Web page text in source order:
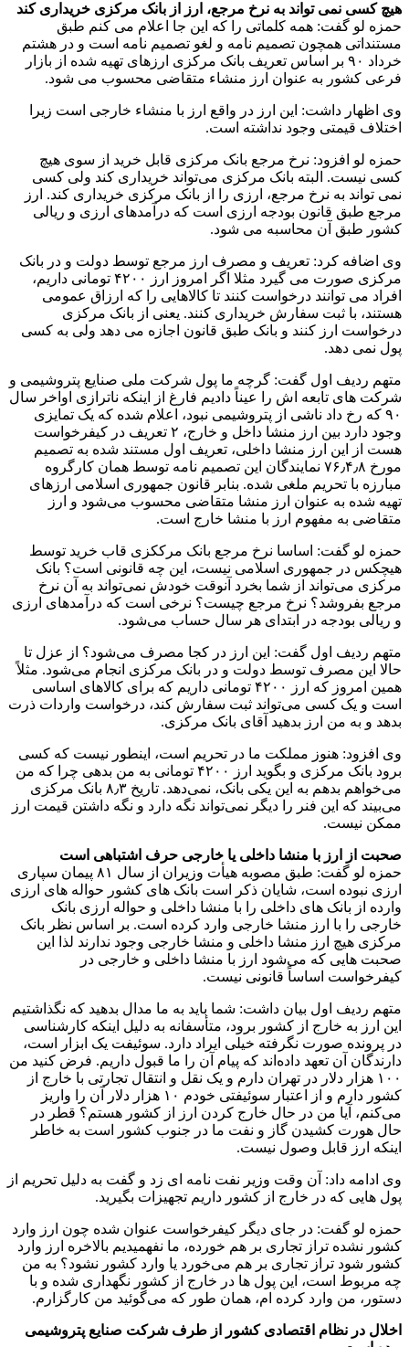
هیچ کسی نمی تواند به نرخ مرجع، ارز از بانک مرکزی خریداری کند
حمزه لو گفت: همه کلماتی را که این جا اعلام می کنم طبق
مستنداتی همچون تصمیم نامه و لغو تصمیم نامه است و در هشتم
خرداد ۹۰ بر اساس تعریف بانک مرکزی ارزهای تهیه شده از بازار
فرعی کشور به عنوان ارز منشاء متقاضی محسوب می شود.
وی اظهار داشت: این ارز در واقع ارز با منشاء خارجی است زیرا
اختلاف قیمتی وجود نداشته است.
حمزه لو افزود: نرخ مرجع بانک مرکزی قابل خرید از سوی هیچ
کسی نیست. البته بانک مرکزی می‌تواند خریداری کند ولی کسی
نمی تواند به نرخ مرجع، ارزی را از بانک مرکزی خریداری کند. ارز
مرجع طبق قانون بودجه ارزی است که درآمدهای ارزی و ریالی
کشور طبق آن محاسبه می شود.
وی اضافه کرد: تعریف و مصرف ارز مرجع توسط دولت و در بانک
مرکزی صورت می گیرد مثلا اگر امروز ارز ۴۲۰۰ تومانی داریم،
افراد می توانند درخواست کنند تا کالاهایی را که ارزاق عمومی
هستند، با ثبت سفارش خریداری کنند. یعنی از بانک مرکزی
درخواست ارز کنند و بانک طبق قانون اجازه می دهد ولی به کسی
پول نمی دهد.
متهم ردیف اول گفت: گرچه ما پول شرکت ملی صنایع پتروشیمی و
شرکت های تابعه اش را عیناً دادیم فارغ از اینکه ناترازی اواخر سال
۹۰ که رخ داد ناشی از پتروشیمی نبود، اعلام شده که یک تمایزی
وجود دارد بین ارز منشا داخل و خارج، ۲ تعریف در کیفرخواست
هست از این ارز منشا داخلی، تعریف اول مستند شده به تصمیم
مورخ ۷۶٫۴٫۸ نمایندگان این تصمیم نامه توسط همان کارگروه
مبارزه با تحریم ملغی شده. بنابر قانون جمهوری اسلامی ارزهای
تهیه شده به عنوان ارز منشا متقاضی محسوب می‌شود و ارز
متقاضی به مفهوم ارز با منشا خارج است.
حمزه لو گفت: اساسا نرخ مرجع بانک مرککزی قاب خرید توسط
هیچکس در جمهوری اسلامی نیست، این چه قانونی است؟ بانک
مرکزی می‌تواند از شما بخرد آنوقت خودش نمی‌تواند به آن نرخ
مرجع بفروشد؟ نرخ مرجع چیست؟ نرخی است که درآمدهای ارزی
و ریالی بودجه در ابتدای هر سال حساب می‌شود.
متهم ردیف اول گفت: این ارز در کجا مصرف می‌شود؟ از عزل تا
حالا این مصرف توسط دولت و در بانک مرکزی انجام می‌شود. مثلاً
همین امروز که ارز ۴۲۰۰ تومانی داریم که برای کالاهای اساسی
است و یک کسی می‌تواند ثبت سفارش کند، درخواست واردات ذرت
بدهد و به من ارز بدهید آقای بانک مرکزی.
وی افزود: هنوز مملکت ما در تحریم است، اینطور نیست که کسی
برود بانک مرکزی و بگوید ارز ۴۲۰۰ تومانی به من بدهی چرا که من
می‌خواهم بدهم به این یکی بانک، نمی‌دهد. تاریخ ۸٫۳ بانک مرکزی
می‌بیند که این فنر را دیگر نمی‌تواند نگه دارد و نگه داشتن قیمت ارز
ممکن نیست.
صحبت از ارز با منشا داخلی یا خارجی حرف اشتباهی است
حمزه لو گفت: طبق مصوبه هیأت وزیران از سال ۸۱ پیمان سپاری
ارزی نبوده است، شایان ذکر است بانک های کشور حواله های ارزی
وارده از بانک های داخلی را با منشا داخلی و حواله ارزی بانک
خارجی را با ارز منشا خارجی وارد کرده است. بر اساس نظر بانک
مرکزی هیچ ارز منشا داخلی و منشا خارجی وجود ندارند لذا این
صحبت هایی که می‌شود ارز با منشا داخلی و خارجی در
کیفرخواست اساساً قانونی نیست.
متهم ردیف اول بیان داشت: شما باید به ما مدال بدهید که نگذاشتیم
این ارز به خارج از کشور برود، متأسفانه به دلیل اینکه کارشناسی
در پرونده صورت نگرفته خیلی ایراد دارد. سوئیفت یک ابزار است،
دارندگان آن تعهد داده‌اند که پیام آن را ما قبول داریم. فرض کنید من
۱۰۰ هزار دلار در تهران دارم و یک نقل و انتقال تجارتی با خارج از
کشور دارم و از اعتبار سوئیفتی خودم ۱۰ هزار دلار آن را واریز
می‌کنم، آیا من در حال خارج کردن ارز از کشور هستم؟ قطر در
حال هورت کشیدن گاز و نفت ما در جنوب کشور است به خاطر
اینکه ارز قابل وصول نیست.
وی ادامه داد: آن وقت وزیر نفت نامه ای زد و گفت به دلیل تحریم از
پول هایی که در خارج از کشور داریم تجهیزات بگیرید.
حمزه لو گفت: در جای دیگر کیفرخواست عنوان شده چون ارز وارد
کشور نشده تراز تجاری بر هم خورده، ما نفهمیدیم بالاخره ارز وارد
کشور شود تراز تجاری بر هم می‌خورد یا وارد کشور نشود؟ به من
چه مربوط است، این پول ها در خارج از کشور نگهداری شده و با
دستور، من وارد کرده ام، همان طور که می‌گوئید من کارگزارم.
اخلال در نظام اقتصادی کشور از طرف شرکت صنایع پتروشیمی